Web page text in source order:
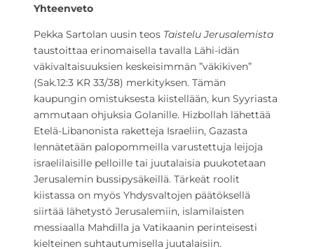
Yhteenveto
Pekka Sartolan uusin teos Taistelu Jerusalemista
taustoittaa erinomaisella tavalla Lähi-idän
väkivaltaisuuksien keskeisimmän ”väkikiven”
(Sak.12:3 KR 33/38) merkityksen. Tämän
kaupungin omistuksesta kiistellään, kun Syyriasta
ammutaan ohjuksia Golanille. Hizbollah lähettää
Etelä-Libanonista raketteja Israeliin, Gazasta
lennätetään palopommeilla varustettuja leijoja
israelilaisille pelloille tai juutalaisia puukotetaan
Jerusalemin bussipysäkeillä. Tärkeät roolit
kiistassa on myös Yhdysvaltojen päätöksellä
siirtää lähetystö Jerusalemiin, islamilaisten
messiaalla Mahdilla ja Vatikaanin perinteisesti
kielteinen suhtautumisella juutalaisiin.